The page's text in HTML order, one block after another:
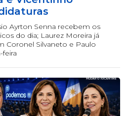
Ayrton Senna recebem os
do dia; Laurez Moreira já
Coronel Silvaneto e Paulo